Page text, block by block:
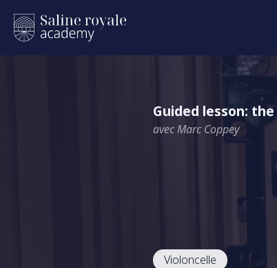
Guided lesson:
avec Marc Coppey
Violoncelle